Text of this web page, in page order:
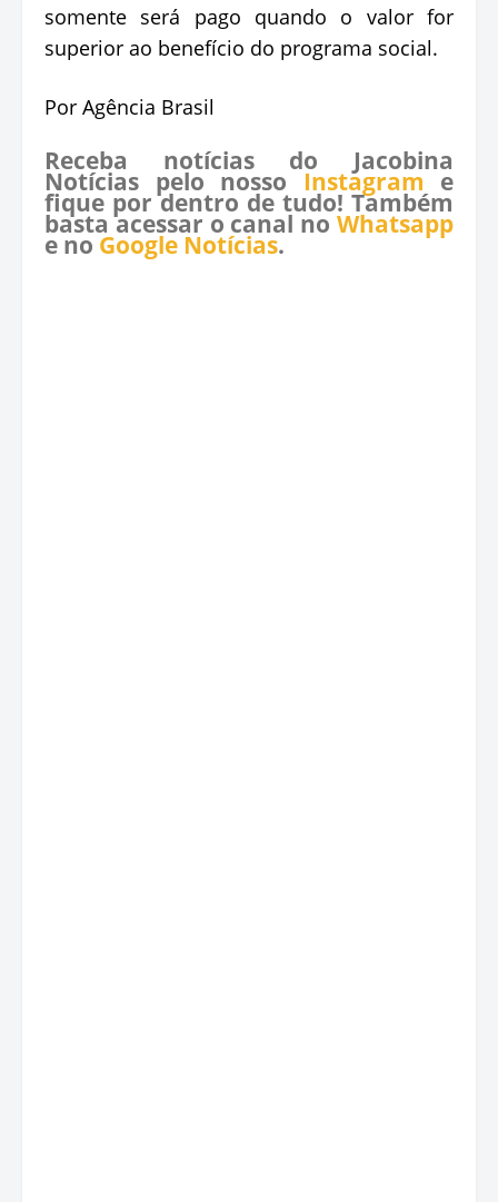
somente será pago quando o valor for
superior ao benefício do programa social.
Por Agência Brasil
Receba notícias do Jacobina
Notícias pelo nosso Instagram e
fique por dentro de tudo! Também
basta acessar o canal no Whatsapp
e no Google Notícias.